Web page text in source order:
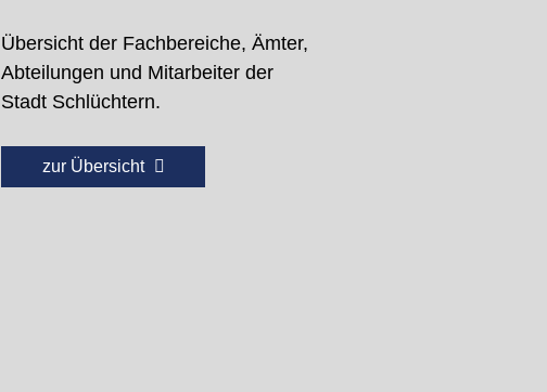
Übersicht der Fachbereiche, Ämter,
Abteilungen und Mitarbeiter der
Stadt Schlüchtern.
zur Übersicht